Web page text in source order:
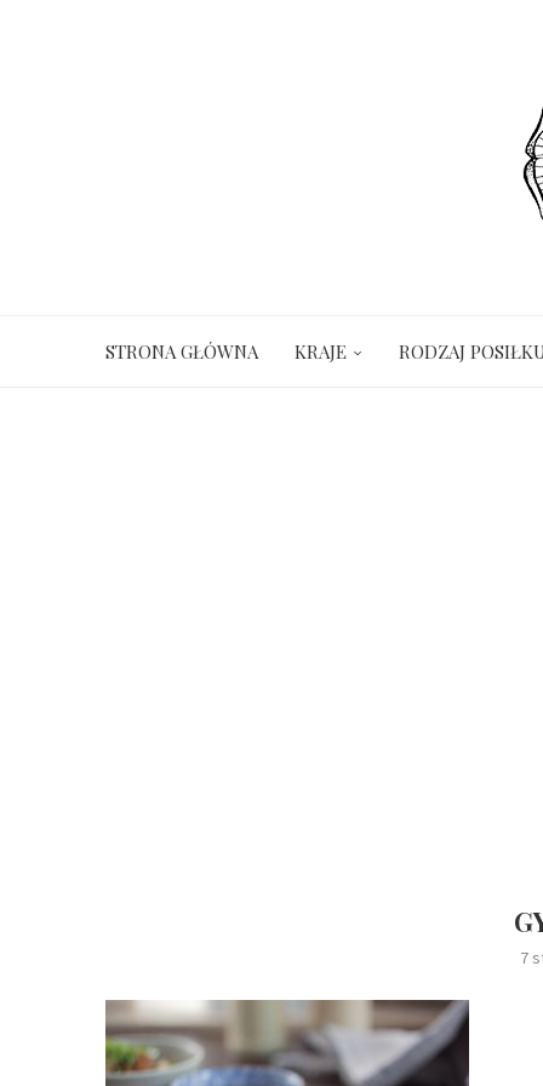
STRONA GŁÓWNA KRAJE RODZAJ
7